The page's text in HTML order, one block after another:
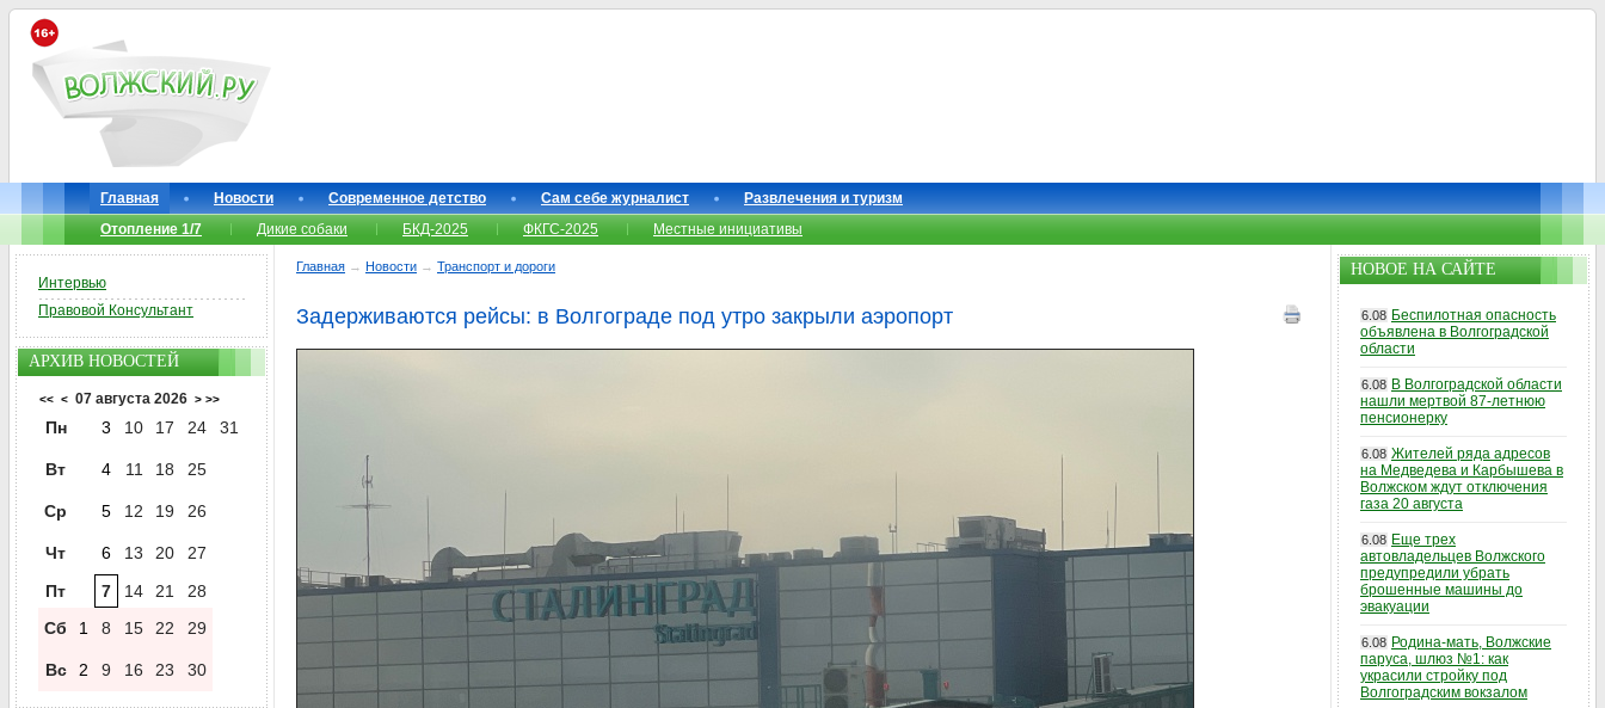
Главная Новости Современное детство Сам себе журналист
Развлечения и туризм
Отопление 1/7
Дикие собаки БКД-2025 ФКГС-2025 Местные инициативы
Главная → Новости → Транспорт и дороги
Задерживаются рейсы: в Волгограде под утро закрыли аэропорт
Интервью
Правовой Консультант
АРХИВ НОВОСТЕЙ
<< < 07 августа 2026 > >>
Пн 3 10 17 24 31
Вт 4 11 18 25
Ср 5 12 19 26
Чт 6 13 20
27
Пт
7 14 21
28
Сб
1 8 15 22 29
Вс 2 9 16 23 30
НОВОЕ НА САЙТЕ
6.08 Беспилотная опасность
объявлена в Волгоградской
области
6.08 В Волгоградской области
нашли мертвой 87-летнюю
пенсионерку
6.08 Жителей ряда адресов
на Медведева и Карбышева в
Волжском ждут отключения
газа 20 августа
6.08 Еще трех
автовладельцев Волжского
предупредили убрать
брошенные машины до
эвакуации
6.08 Родина-мать, Волжские
паруса, шлюз №1: как
украсили стройку под
Волгоградским вокзалом